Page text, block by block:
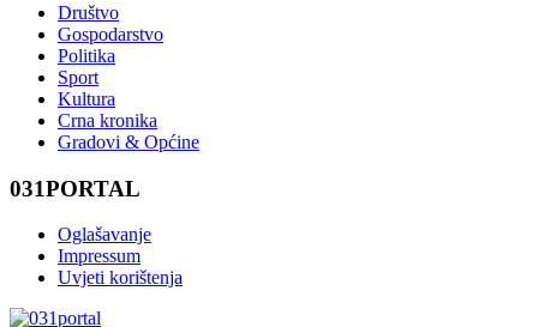
Društvo
Gospodarstvo
Politika
Sport
Kultura
Crna kronika
Gradovi & Općine
031PORTAL
Oglašavanje
Impressum
Uvjeti korištenja